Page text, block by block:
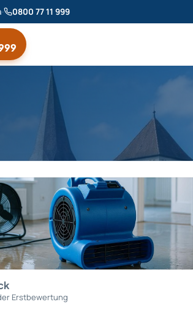
· 0800 77 11 999
Erstbewertung